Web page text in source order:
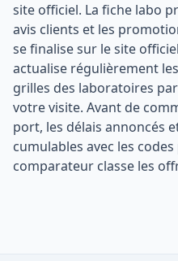
site officiel. La fiche labo
avis clients et les
se finalise sur le site
actualise régulièrement
grilles des laboratoires
votre visite. Avant de
port, les délais annoncés
cumulables avec les
comparateur classe les